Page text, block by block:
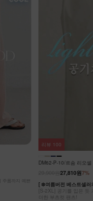
름까지 예쁜
DM62-P-10/르솜 리오
7%
29,900원27,810원
[ ❄️여름버전 베스트셀
[S-2XL] 공기를 입은 듯
더한 부츠컷 팬츠!
리뷰 100